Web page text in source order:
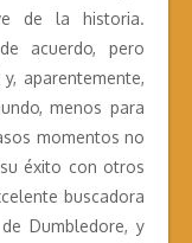
de la historia.
acuerdo, pero
aparentemente,
menos para
momentos no
éxito con otros
buscadora
Dumbledore, y